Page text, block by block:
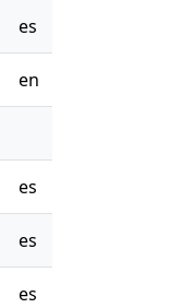
es
en
es
es
es